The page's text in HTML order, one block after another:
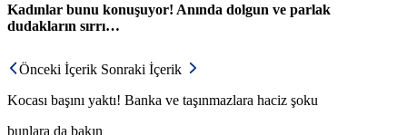
Kadınlar bunu konuşuyor! Anında dolgun ve parlak
dudakların sırrı…
Önceki İçerik Sonraki İçerik
Kocası başını yaktı! Banka ve taşınmazlara haciz şoku
bunlara da bakın